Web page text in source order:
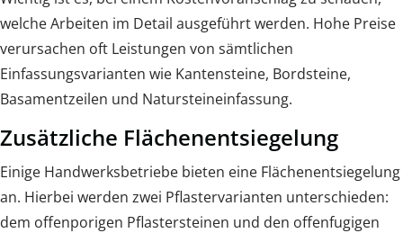
welche Arbeiten im Detail ausgeführt werden. Hohe Preise
verursachen oft Leistungen von sämtlichen
Einfassungsvarianten wie Kantensteine, Bordsteine,
Basamentzeilen und Natursteineinfassung.
Zusätzliche Flächenentsiegelung
Einige Handwerksbetriebe bieten eine Flächenentsiegelung
an. Hierbei werden zwei Pflastervarianten unterschieden:
dem offenporigen Pflastersteinen und den offenfugigen